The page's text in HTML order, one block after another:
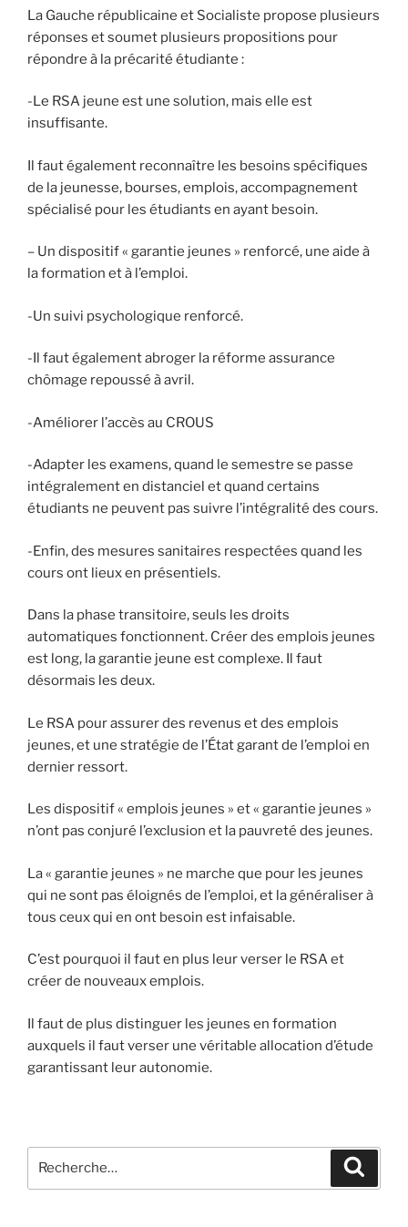
La Gauche républicaine et Socialiste propose plusieurs
réponses et soumet plusieurs propositions pour
répondre à la précarité étudiante :
-Le RSA jeune est une solution, mais elle est
insuffisante.
Il faut également reconnaître les besoins spécifiques
de la jeunesse, bourses, emplois, accompagnement
spécialisé pour les étudiants en ayant besoin.
– Un dispositif « garantie jeunes » renforcé, une aide à
la formation et à l’emploi.
-Un suivi psychologique renforcé.
-Il faut également abroger la réforme assurance
chômage repoussé à avril.
-Améliorer l’accès au CROUS
-Adapter les examens, quand le semestre se passe
intégralement en distanciel et quand certains
étudiants ne peuvent pas suivre l’intégralité des cours.
-Enfin, des mesures sanitaires respectées quand les
cours ont lieux en présentiels.
Dans la phase transitoire, seuls les droits
automatiques fonctionnent. Créer des emplois jeunes
est long, la garantie jeune est complexe. Il faut
désormais les deux.
Le RSA pour assurer des revenus et des emplois
jeunes, et une stratégie de l’État garant de l’emploi en
dernier ressort.
Les dispositif « emplois jeunes » et « garantie jeunes »
n’ont pas conjuré l’exclusion et la pauvreté des jeunes.
La « garantie jeunes » ne marche que pour les jeunes
qui ne sont pas éloignés de l’emploi, et la généraliser à
tous ceux qui en ont besoin est infaisable.
C’est pourquoi il faut en plus leur verser le RSA et
créer de nouveaux emplois.
Il faut de plus distinguer les jeunes en formation
auxquels il faut verser une véritable allocation d’étude
garantissant leur autonomie.